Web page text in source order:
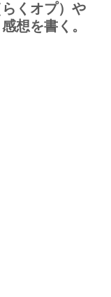
くオプ）や
想を書く。